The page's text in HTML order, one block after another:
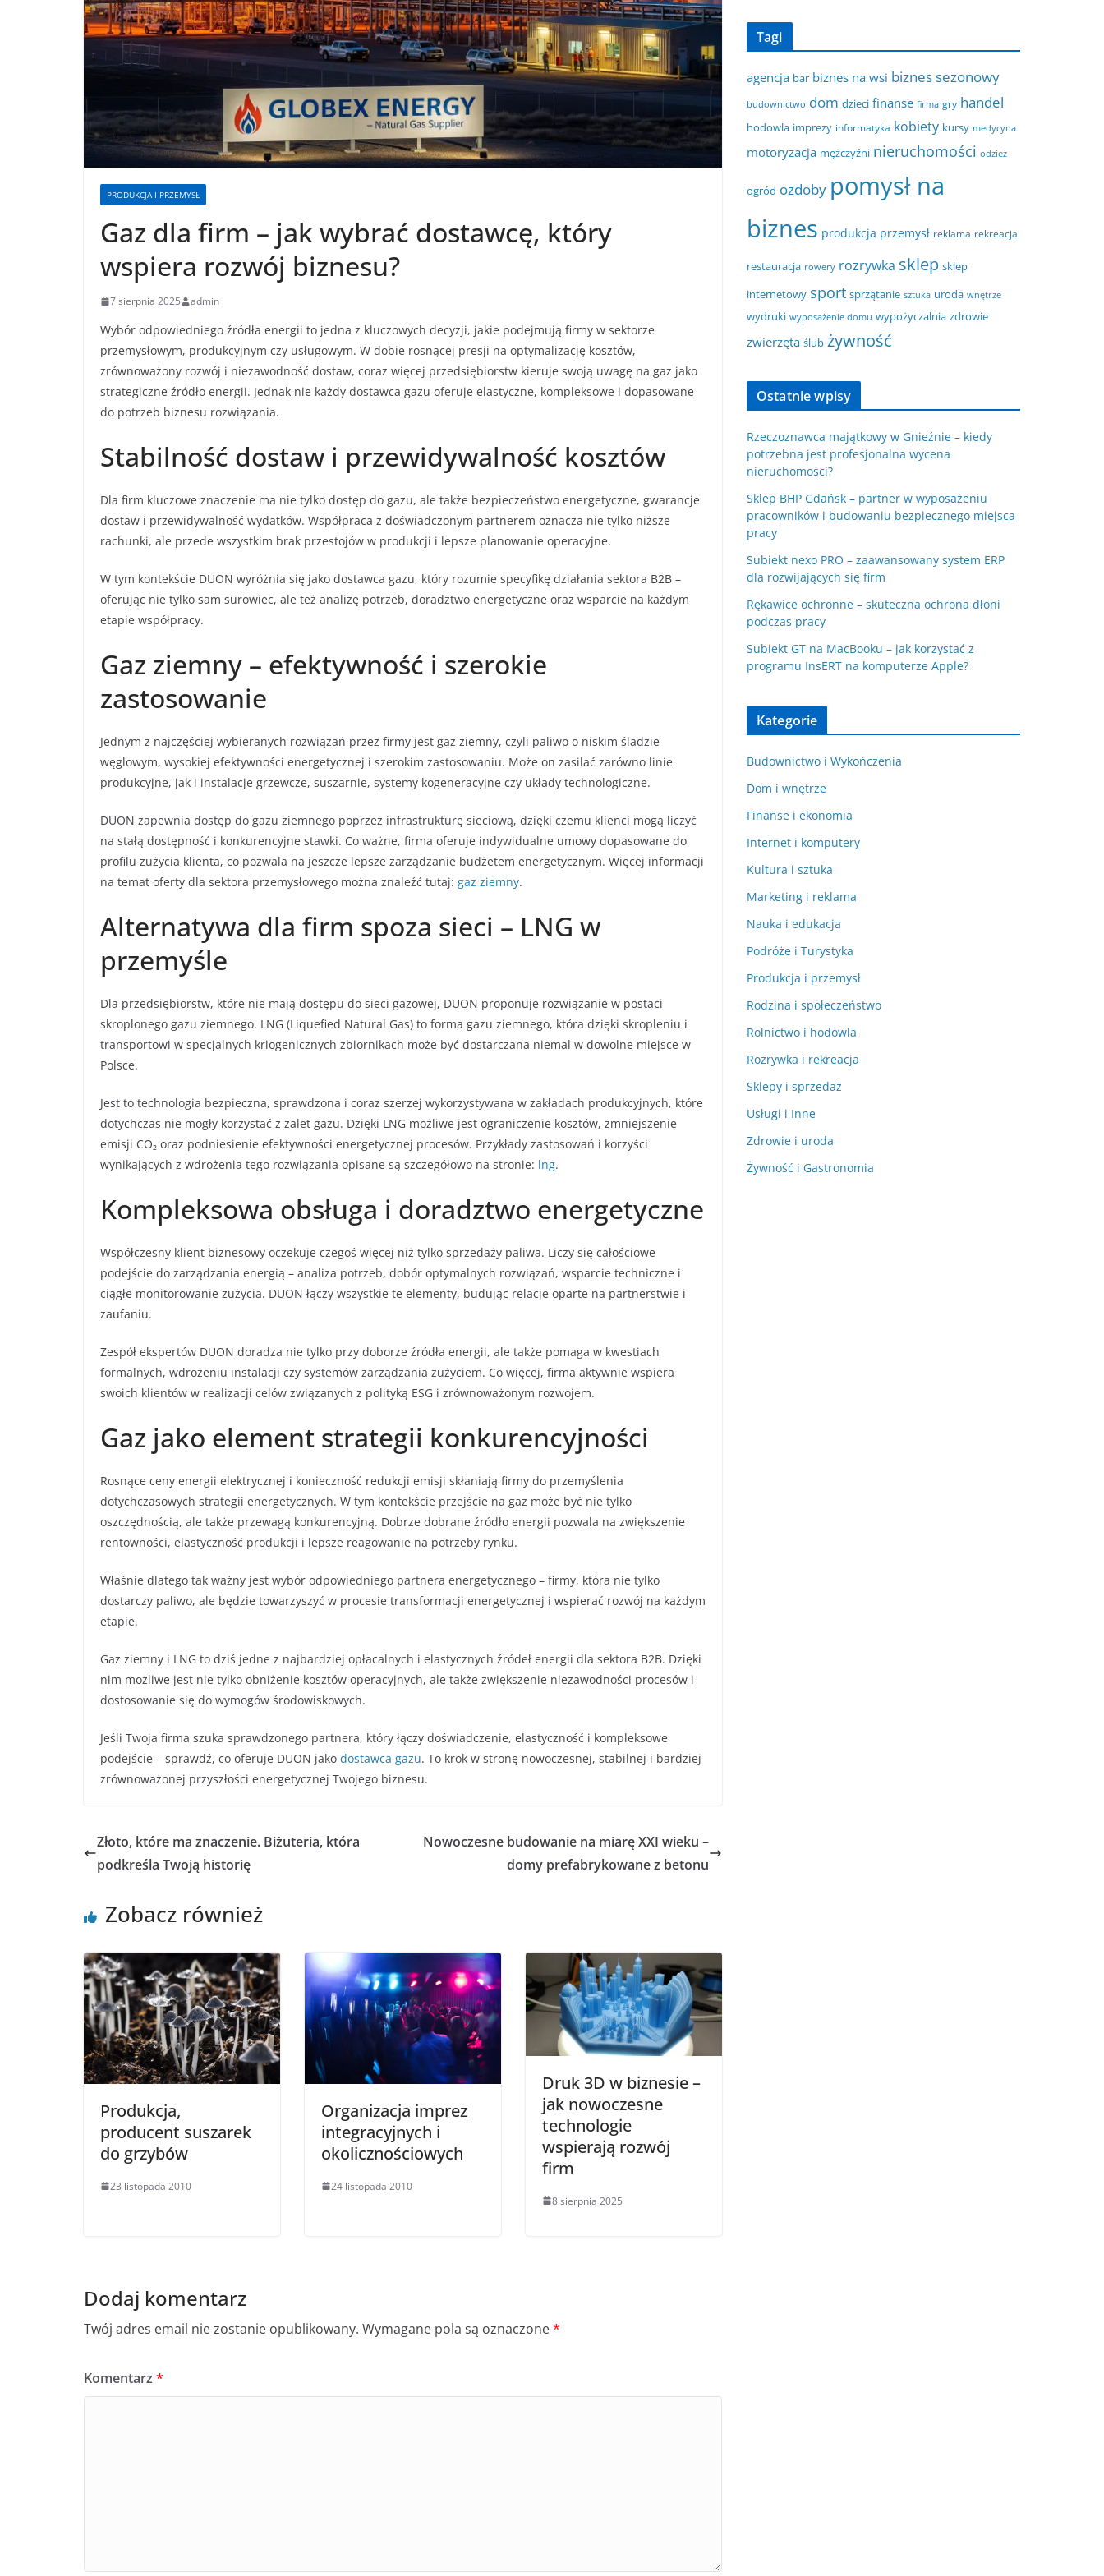
PRODUKCJA I PRZEMYSŁ
Gaz dla firm – jak wybrać dostawcę, który
wspiera rozwój biznesu?
7 sierpnia 2025 admin
Wybór odpowiedniego źródła energii to jedna z kluczowych decyzji, jakie podejmują firmy w sektorze
przemysłowym, produkcyjnym czy usługowym. W dobie rosnącej presji na optymalizację kosztów,
zrównoważony rozwój i niezawodność dostaw, coraz więcej przedsiębiorstw kieruje swoją uwagę na gaz jako
strategiczne źródło energii. Jednak nie każdy dostawca gazu oferuje elastyczne, kompleksowe i dopasowane
do potrzeb biznesu rozwiązania.
Stabilność dostaw i przewidywalność kosztów
Dla firm kluczowe znaczenie ma nie tylko dostęp do gazu, ale także bezpieczeństwo energetyczne, gwarancje
dostaw i przewidywalność wydatków. Współpraca z doświadczonym partnerem oznacza nie tylko niższe
rachunki, ale przede wszystkim brak przestojów w produkcji i lepsze planowanie operacyjne.
W tym kontekście DUON wyróżnia się jako dostawca gazu, który rozumie specyfikę działania sektora B2B –
oferując nie tylko sam surowiec, ale też analizę potrzeb, doradztwo energetyczne oraz wsparcie na każdym
etapie współpracy.
Gaz ziemny – efektywność i szerokie
zastosowanie
Jednym z najczęściej wybieranych rozwiązań przez firmy jest gaz ziemny, czyli paliwo o niskim śladzie
węglowym, wysokiej efektywności energetycznej i szerokim zastosowaniu. Może on zasilać zarówno linie
produkcyjne, jak i instalacje grzewcze, suszarnie, systemy kogeneracyjne czy układy technologiczne.
DUON zapewnia dostęp do gazu ziemnego poprzez infrastrukturę sieciową, dzięki czemu klienci mogą liczyć
na stałą dostępność i konkurencyjne stawki. Co ważne, firma oferuje indywidualne umowy dopasowane do
profilu zużycia klienta, co pozwala na jeszcze lepsze zarządzanie budżetem energetycznym. Więcej informacji
na temat oferty dla sektora przemysłowego można znaleźć tutaj: gaz ziemny.
Alternatywa dla firm spoza sieci – LNG w
przemyśle
Dla przedsiębiorstw, które nie mają dostępu do sieci gazowej, DUON proponuje rozwiązanie w postaci
skroplonego gazu ziemnego. LNG (Liquefied Natural Gas) to forma gazu ziemnego, która dzięki skropleniu i
transportowi w specjalnych kriogenicznych zbiornikach może być dostarczana niemal w dowolne miejsce w
Polsce.
Jest to technologia bezpieczna, sprawdzona i coraz szerzej wykorzystywana w zakładach produkcyjnych, które
dotychczas nie mogły korzystać z zalet gazu. Dzięki LNG możliwe jest ograniczenie kosztów, zmniejszenie
emisji CO₂ oraz podniesienie efektywności energetycznej procesów. Przykłady zastosowań i korzyści
wynikających z wdrożenia tego rozwiązania opisane są szczegółowo na stronie: lng.
Kompleksowa obsługa i doradztwo energetyczne
Współczesny klient biznesowy oczekuje czegoś więcej niż tylko sprzedaży paliwa. Liczy się całościowe
podejście do zarządzania energią – analiza potrzeb, dobór optymalnych rozwiązań, wsparcie techniczne i
ciągłe monitorowanie zużycia. DUON łączy wszystkie te elementy, budując relacje oparte na partnerstwie i
zaufaniu.
Zespół ekspertów DUON doradza nie tylko przy doborze źródła energii, ale także pomaga w kwestiach
formalnych, wdrożeniu instalacji czy systemów zarządzania zużyciem. Co więcej, firma aktywnie wspiera
swoich klientów w realizacji celów związanych z polityką ESG i zrównoważonym rozwojem.
Gaz jako element strategii konkurencyjności
Rosnące ceny energii elektrycznej i konieczność redukcji emisji skłaniają firmy do przemyślenia
dotychczasowych strategii energetycznych. W tym kontekście przejście na gaz może być nie tylko
oszczędnością, ale także przewagą konkurencyjną. Dobrze dobrane źródło energii pozwala na zwiększenie
rentowności, elastyczność produkcji i lepsze reagowanie na potrzeby rynku.
Właśnie dlatego tak ważny jest wybór odpowiedniego partnera energetycznego – firmy, która nie tylko
dostarczy paliwo, ale będzie towarzyszyć w procesie transformacji energetycznej i wspierać rozwój na każdym
etapie.
Gaz ziemny i LNG to dziś jedne z najbardziej opłacalnych i elastycznych źródeł energii dla sektora B2B. Dzięki
nim możliwe jest nie tylko obniżenie kosztów operacyjnych, ale także zwiększenie niezawodności procesów i
dostosowanie się do wymogów środowiskowych.
Jeśli Twoja firma szuka sprawdzonego partnera, który łączy doświadczenie, elastyczność i kompleksowe
podejście – sprawdź, co oferuje DUON jako dostawca gazu. To krok w stronę nowoczesnej, stabilnej i bardziej
zrównoważonej przyszłości energetycznej Twojego biznesu.
Złoto, które ma znaczenie. Biżuteria, która
podkreśla Twoją historię
Nowoczesne budowanie na miarę XXI wieku –
domy prefabrykowane z betonu
Zobacz również
Produkcja,
producent suszarek
do grzybów
23 listopada 2010
Organizacja imprez
integracyjnych i
okolicznościowych
24 listopada 2010
Druk 3D w biznesie –
jak nowoczesne
technologie
wspierają rozwój
firm
8 sierpnia 2025
Dodaj komentarz
Twój adres email nie zostanie opublikowany. Wymagane pola są oznaczone*
Komentarz *
Tagi
agencja bar biznes na wsi biznes sezonowy
budownictwo dom dzieci finanse firma gry handel
hodowla imprezy informatyka kobiety kursy medycyna
motoryzacja mężczyźni nieruchomości odzież
ogród ozdoby pomysł na
biznes produkcja przemysł reklama rekreacja
restauracja rowery rozrywka sklep sklep
internetowy sport sprzątanie sztuka uroda wnętrze
wydruki wyposażenie domu wypożyczalnia zdrowie
zwierzęta ślub żywność
Ostatnie wpisy
Rzeczoznawca majątkowy w Gnieźnie – kiedy
potrzebna jest profesjonalna wycena
nieruchomości?
Sklep BHP Gdańsk – partner w wyposażeniu
pracowników i budowaniu bezpiecznego miejsca
pracy
Subiekt nexo PRO – zaawansowany system ERP
dla rozwijających się firm
Rękawice ochronne – skuteczna ochrona dłoni
podczas pracy
Subiekt GT na MacBooku – jak korzystać z
programu InsERT na komputerze Apple?
Kategorie
Budownictwo i Wykończenia
Dom i wnętrze
Finanse i ekonomia
Internet i komputery
Kultura i sztuka
Marketing i reklama
Nauka i edukacja
Podróże i Turystyka
Produkcja i przemysł
Rodzina i społeczeństwo
Rolnictwo i hodowla
Rozrywka i rekreacja
Sklepy i sprzedaż
Usługi i Inne
Zdrowie i uroda
Żywność i Gastronomia